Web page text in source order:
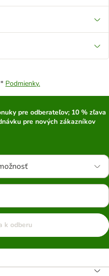
Podmienky.
pre odberateľov; 10 % zľava
pre nových zákazníkov
k odberu